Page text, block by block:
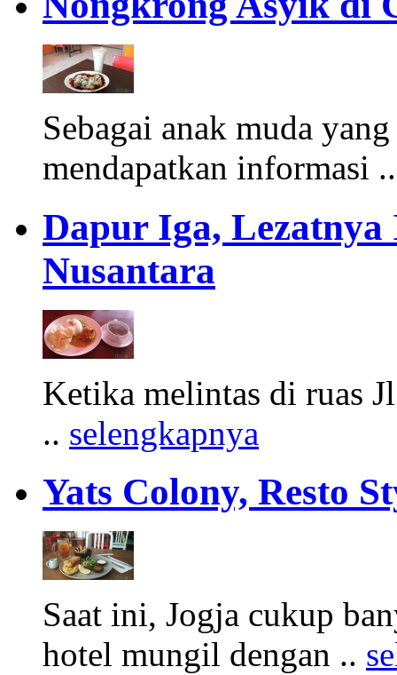
Sebagai anak muda
mendapatkan informasi
Dapur Iga,
Nusantara
Ketika melintas di ruas
.. selengkapnya
Yats Colony, Resto
Saat ini, Jogja cukup
hotel mungil dengan ..